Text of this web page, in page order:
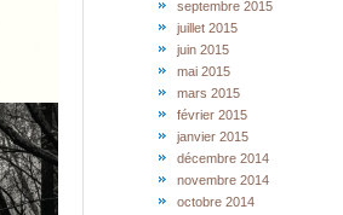
septembre 2015
juillet 2015
juin 2015
mai 2015
mars 2015
février 2015
janvier 2015
décembre 2014
novembre 2014
octobre 2014